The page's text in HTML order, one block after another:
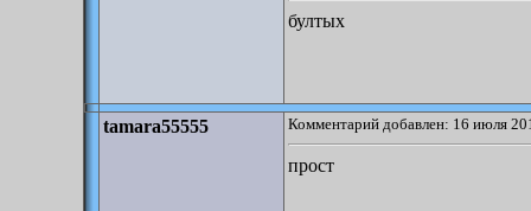
бултых
tamara55555 Комментарий добавлен: 16 июля
прост